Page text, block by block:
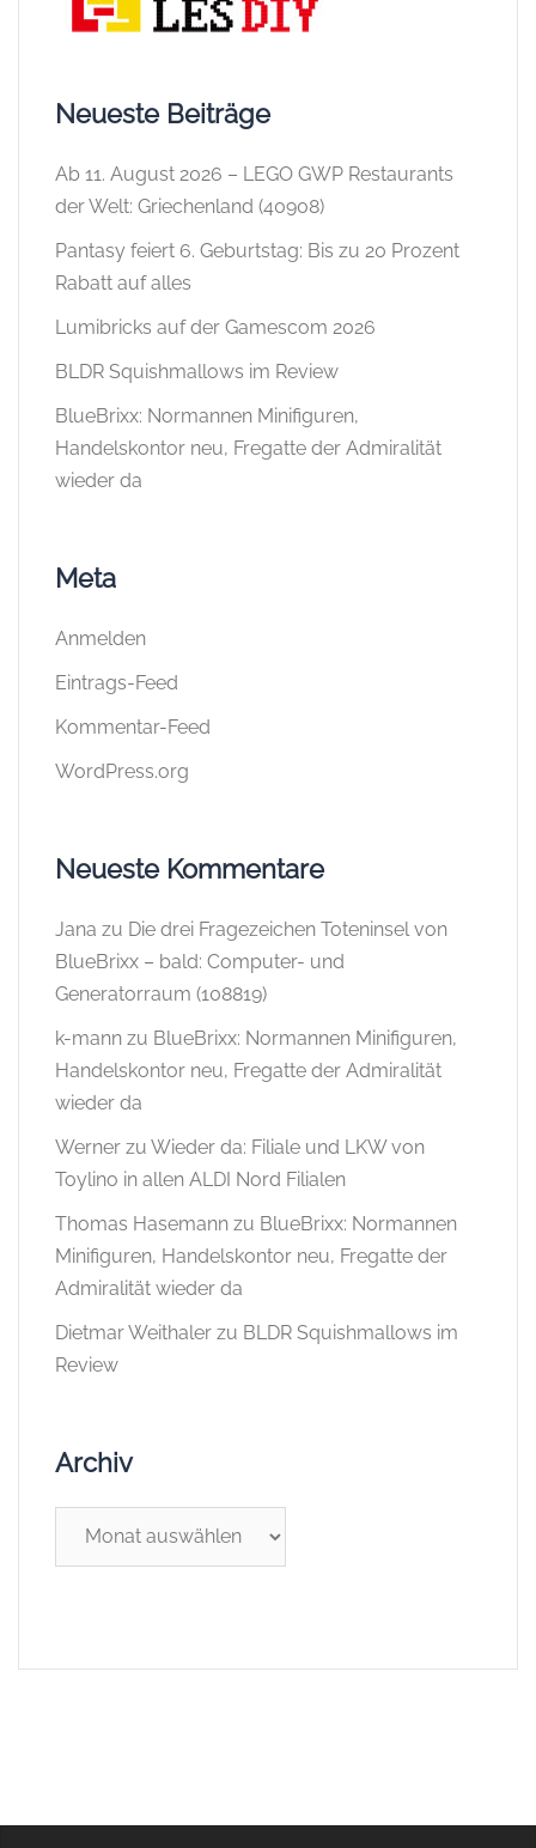
Neueste Beiträge
Ab 11. August 2026 – LEGO GWP Restaurants
der Welt: Griechenland (40908)
Pantasy feiert 6. Geburtstag: Bis zu 20 Prozent
Rabatt auf alles
Lumibricks auf der Gamescom 2026
BLDR Squishmallows im Review
BlueBrixx: Normannen Minifiguren,
Handelskontor neu, Fregatte der Admiralität
wieder da
Meta
Anmelden
Eintrags-Feed
Kommentar-Feed
WordPress.org
Neueste Kommentare
Jana zu Die drei Fragezeichen Toteninsel von
BlueBrixx – bald: Computer- und
Generatorraum (108819)
k-mann zu BlueBrixx: Normannen Minifiguren,
Handelskontor neu, Fregatte der Admiralität
wieder da
Werner zu Wieder da: Filiale und LKW von
Toylino in allen ALDI Nord Filialen
Thomas Hasemann zu BlueBrixx: Normannen
Minifiguren, Handelskontor neu, Fregatte der
Admiralität wieder da
Dietmar Weithaler zu BLDR Squishmallows im
Review
Archiv